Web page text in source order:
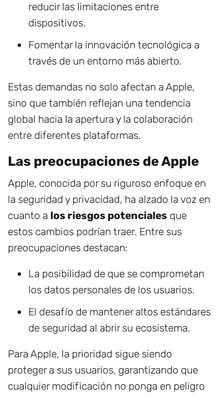
reducir las limitaciones entre
dispositivos.
Fomentar la innovación tecnológica a
través de un entorno más abierto.
Estas demandas no solo afectan a Apple,
sino que también reflejan una tendencia
global hacia la apertura y la colaboración
entre diferentes plataformas.
Las preocupaciones de Apple
Apple, conocida por su riguroso enfoque en
la seguridad y privacidad, ha alzado la voz en
cuanto a los riesgos potenciales que
estos cambios podrían traer. Entre sus
preocupaciones destacan:
La posibilidad de que se comprometan
los datos personales de los usuarios.
El desafío de mantener altos estándares
de seguridad al abrir su ecosistema.
Para Apple, la prioridad sigue siendo
proteger a sus usuarios, garantizando que
cualquier modificación no ponga en peligro